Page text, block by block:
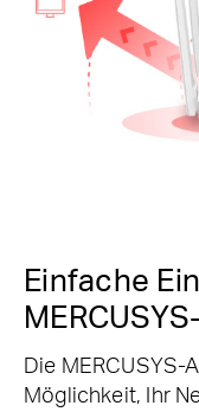
Einfache
Die
Möglichkeit, Ihr